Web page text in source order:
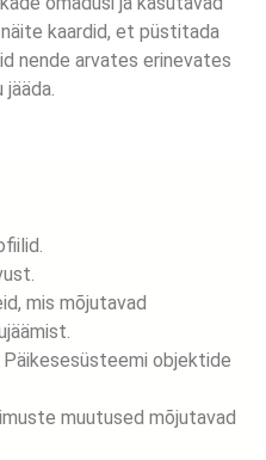
kaardid, et püstitada
nende arvates erinevates
mis mõjutavad
objektide
muutused mõjutavad